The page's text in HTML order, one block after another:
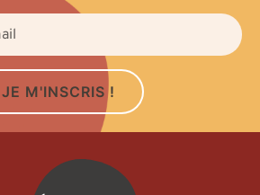
JE M'INSCRIS !